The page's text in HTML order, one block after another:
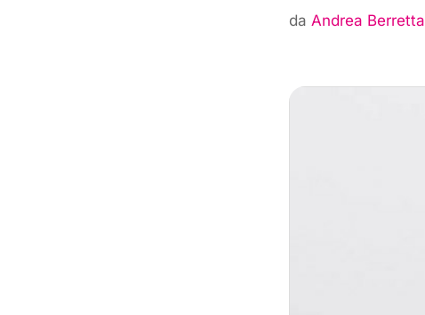
da Andrea Berretta